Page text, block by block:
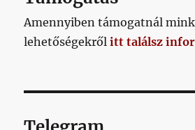
Amennyiben támogatnál
lehetőségekrőlitt találsz